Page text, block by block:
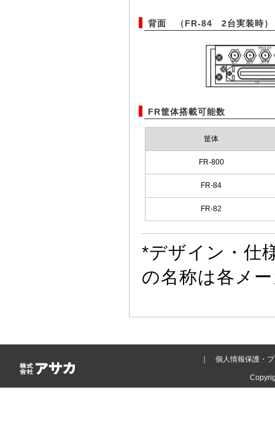
背面 （FR-84 2台実装時）
FR筐体搭載可能数
筐体
FR-800
FR-84
FR-82
*デザイン・仕
の名称は各メ
個人情報保護・